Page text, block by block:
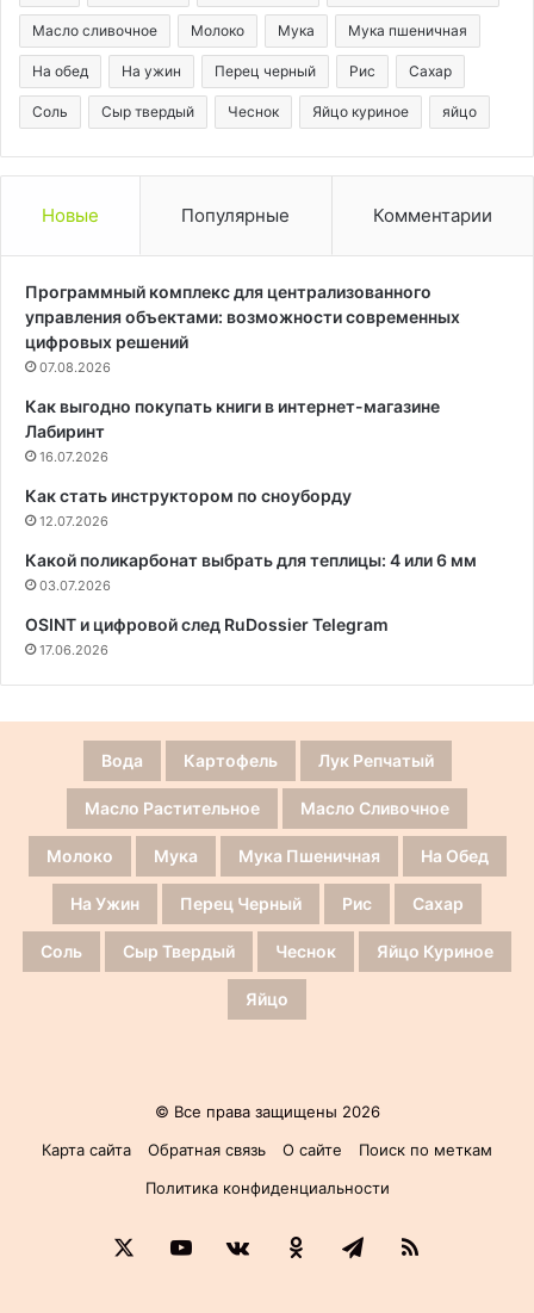
Масло сливочное Молоко Мука Мука пшеничная
На обед На ужин Перец черный Рис Сахар
Соль Сыр твердый Чеснок Яйцо куриное яйцо
Новые Популярные Комментарии
Программный комплекс для централизованного
управления объектами: возможности современных
цифровых решений
07.08.2026
Как выгодно покупать книги в интернет-магазине
Лабиринт
16.07.2026
Как стать инструктором по сноуборду
12.07.2026
Какой поликарбонат выбрать для теплицы: 4 или 6 мм
03.07.2026
OSINT и цифровой след RuDossier Telegram
17.06.2026
Вода Картофель Лук Репчатый
Масло Растительное Масло Сливочное
Молоко Мука Мука Пшеничная На Обед
На Ужин Перец Черный Рис Сахар
Соль Сыр Твердый Чеснок Яйцо Куриное
Яйцо
© Все права защищены 2026
Карта сайта
Обратная связь О сайте
Поиск по меткам
Политика конфиденциальности
YouTubevk.comОдноклассники
Telegram
RSS